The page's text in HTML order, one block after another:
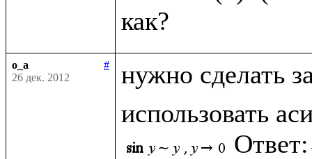
o_a
#
26 дек. 2012
нужно сделать
использовать
Ответ: